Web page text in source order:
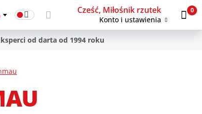
Cześć, Miłośnik rzutek
Konto i ustawienia
0
od darta od 1994 roku